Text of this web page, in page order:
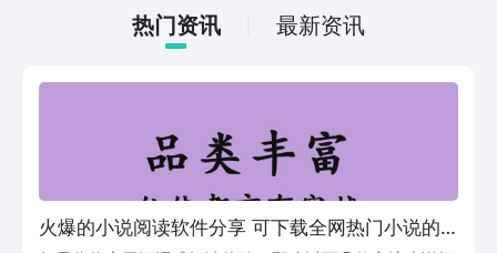
陈忠实、王姁睿、严歌苓、张宏杰、迟子
建、王安忆等。 【优质十点号】 关注导
师、主播、好友的十点号，精彩动态不可
十点视频、十点人物志、十点书店、十点
名家、拾句； - 麦家陪你读书、书单、一
禅小和尚、崔璀、Tracy杨萃先、简七、
砍柴书院、谷声熊、灵魂有香气的女子、
常浩、悦库时光、人文读书声、李柘远
游戏资源，还能及时查看后续的消息、活
动内容等相关信息。
热门资讯 最新资讯
火爆的小说阅读软件分享 可下载全网热门小说的